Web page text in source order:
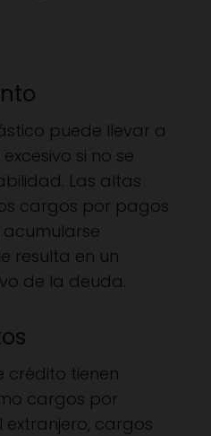
puede llevar a
si no se
Las altas
cargos por pagos
resulta en un
de la deuda.
crédito tienen
cargos por
extranjero, cargos